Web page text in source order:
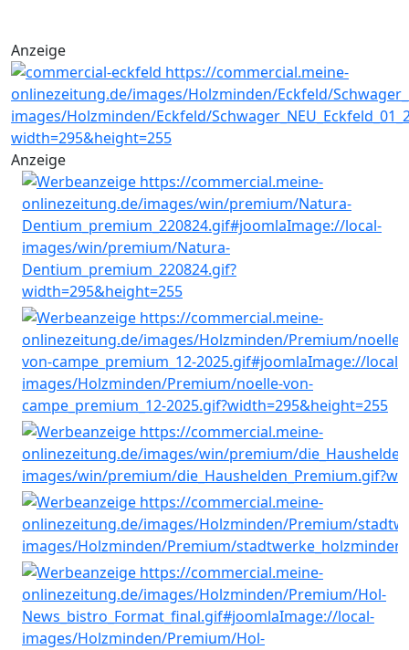
Anzeige
Anzeige